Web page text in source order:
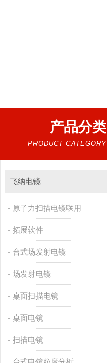
产品分类
PRODUCT CATEGORY
飞纳电镜
原子力扫描电镜联用
拓展软件
台式场发射电镜
场发射电镜
桌面扫描电镜
桌面电镜
扫描电镜